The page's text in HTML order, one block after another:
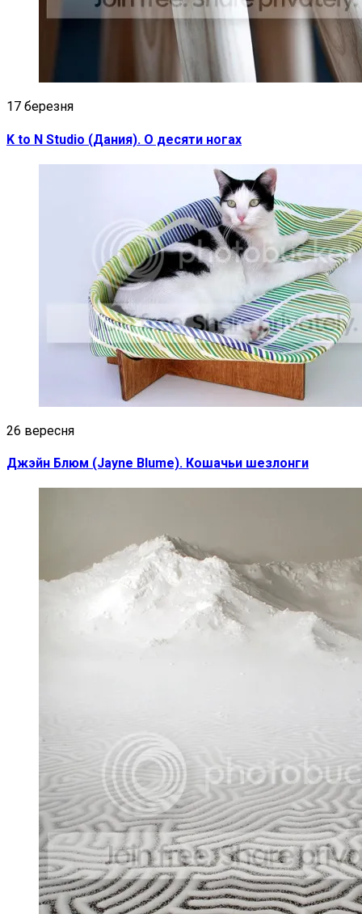
17 березня
K to N Studio (Дания). О десяти ногах
26 вересня
Джэйн Блюм (Jayne Blume). Кошачьи шезлонги